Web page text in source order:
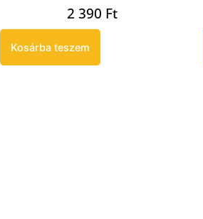
2 390 Ft
Kosárba teszem